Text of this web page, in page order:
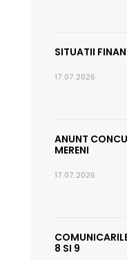
SITUATII
17.07.2026
ANUNT
MERENI
17.07.2026
8 SI 9